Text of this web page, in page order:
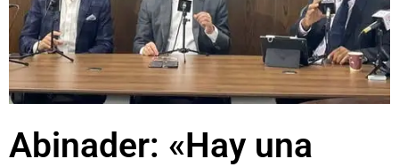
Abinader: «Hay una